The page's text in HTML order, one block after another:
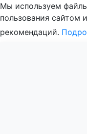
Мы используем
пользования сайтом
рекомендаций.